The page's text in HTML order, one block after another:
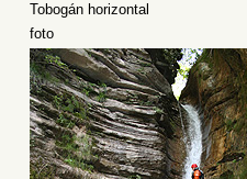
Tobogán horizontal
foto